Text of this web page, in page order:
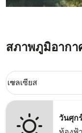
สภาพภูมิอากา
Weather unit option
เซลเซียส
keyboard_arrow_down
วันศุก